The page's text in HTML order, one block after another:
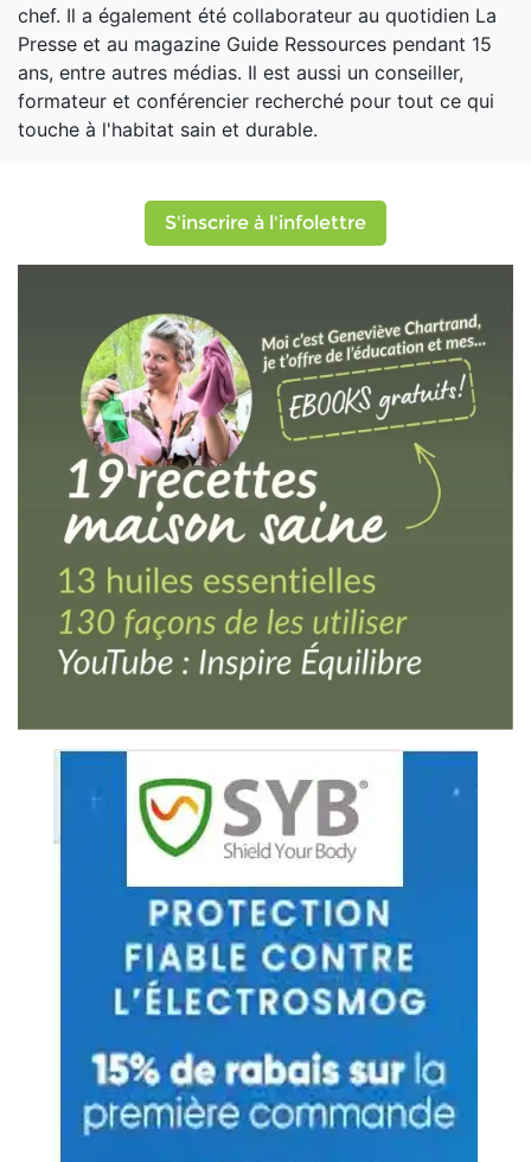
chef. Il a également été collaborateur au quotidien La
Presse et au magazine Guide Ressources pendant 15
ans, entre autres médias. Il est aussi un conseiller,
formateur et conférencier recherché pour tout ce qui
touche à l'habitat sain et durable.
S'inscrire à l'infolettre